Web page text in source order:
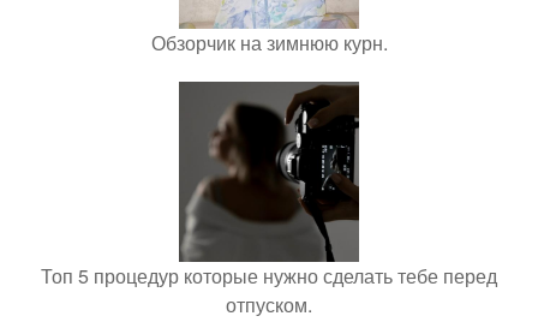
Обзорчик на зимнюю курн.
Топ 5 процедур которые нужно сделать тебе перед
отпуском.